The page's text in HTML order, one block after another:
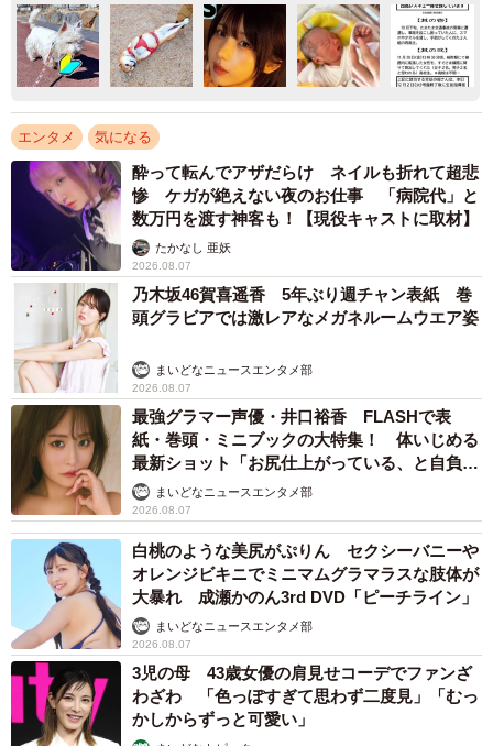
エンタメ 気になる
酔って転んでアザだらけ ネイルも折れて超悲
惨 ケガが絶えない夜のお仕事 「病院代」と
数万円を渡す神客も！【現役キャストに取材】
たかなし 亜妖
2026.08.07
乃木坂46賀喜遥香 5年ぶり週チャン表紙 巻
頭グラビアでは激レアなメガネルームウエア姿
まいどなニュースエンタメ部
2026.08.07
最強グラマー声優・井口裕香 FLASHで表
紙・巻頭・ミニブックの大特集！ 体いじめる
最新ショット「お尻仕上がっている、と自負し
ています」「いくつになっても理想の身体でい
たい」
まいどなニュースエンタメ部
2026.08.07
白桃のような美尻がぷりん セクシーバニーや
オレンジビキニでミニマムグラマラスな肢体が
大暴れ 成瀬かのん3rd DVD「ピーチライン」
まいどなニュースエンタメ部
2026.08.07
3児の母 43歳女優の肩見せコーデでファンざ
わざわ 「色っぽすぎて思わず二度見」「むっ
かしからずっと可愛い」